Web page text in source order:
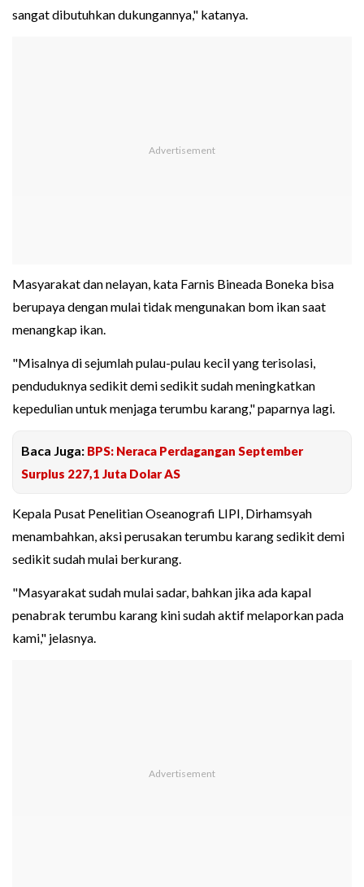
sangat dibutuhkan dukungannya," katanya.
Masyarakat dan nelayan, kata Farnis Bineada Boneka bisa
berupaya dengan mulai tidak mengunakan bom ikan saat
menangkap ikan.
"Misalnya di sejumlah pulau-pulau kecil yang terisolasi,
penduduknya sedikit demi sedikit sudah meningkatkan
kepedulian untuk menjaga terumbu karang," paparnya lagi.
Baca Juga: BPS: Neraca Perdagangan September
Surplus 227,1 Juta Dolar AS
Kepala Pusat Penelitian Oseanografi LIPI, Dirhamsyah
menambahkan, aksi perusakan terumbu karang sedikit demi
sedikit sudah mulai berkurang.
"Masyarakat sudah mulai sadar, bahkan jika ada kapal
penabrak terumbu karang kini sudah aktif melaporkan pada
kami," jelasnya.